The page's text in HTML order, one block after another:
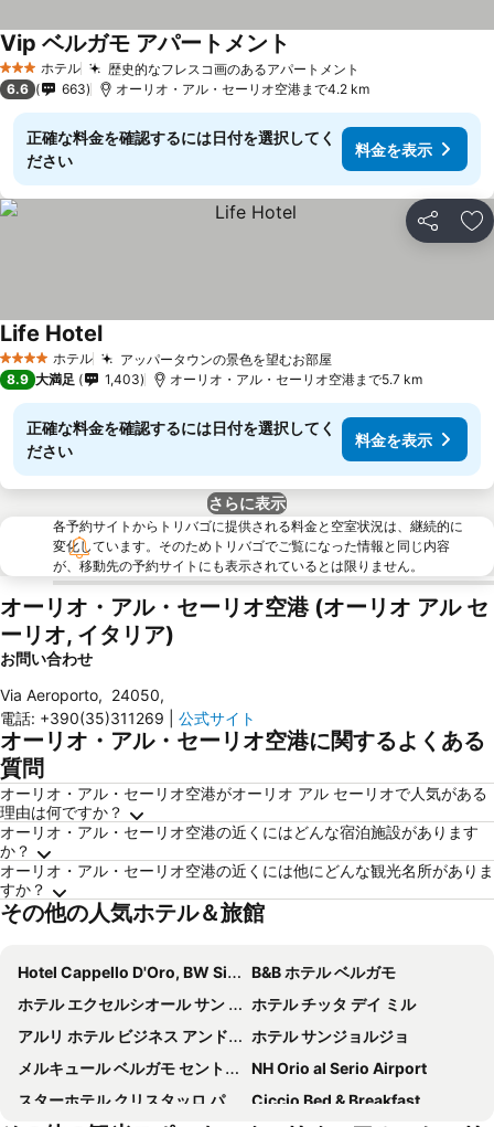
3 ホテルのランク
ホテル 歴史的なフレスコ画のあるアパートメント
Vip ベルガモ アパートメント
6.6 663 オーリオ・アル・セーリオ空港まで4.2 km
正確な料金を確認するには日付を選択してく
ださい
料金を表示
シェア お
4 ホテルのランク
ホテル アッパータウンの景色を望むお部屋
Life Hotel
8.9 大満足 1,403 オーリオ・アル・セーリオ空港まで5.7 km
正確な料金を確認するには日付を選択してく
ださい
料金を表示
さらに表示
各予約サイトからトリバゴに提供される料金と空室状況は、継続的に
変化しています。そのためトリバゴでご覧になった情報と同じ内容
が、移動先の予約サイトにも表示されているとは限りません。
オーリオ・アル・セーリオ空港 (オーリオ アル セ
ーリオ, イタリア)
お問い合わせ
Via Aeroporto, 24050,
電話: +390(35)311269 公式サイト
オーリオ・アル・セーリオ空港に関するよくある
質問
オーリオ・アル・セーリオ空港がオーリオ アル セーリオで人気がある
理由は何ですか？
オーリオ・アル・セーリオ空港の近くにはどんな宿泊施設があります
か？
オーリオ・アル・セーリオ空港の近くには他にどんな観光名所がありま
すか？
その他の人気ホテル＆旅館
Hotel Cappello D'Oro, BW Signature Collection
B&B ホテル ベルガモ
ホテル エクセルシオール サン マルコ
ホテル チッタ デイ ミル
アルリ ホテル ビジネス アンド ウェルネス
ホテル サンジョルジョ
メルキュール ベルガモ セントロ パラッツォ ドルチ
NH Orio al Serio Airport
スターホテル クリスタッロ パレス
Ciccio Bed & Breakfast